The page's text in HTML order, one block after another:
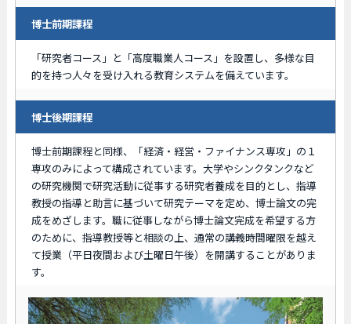
博士前期課程
「研究者コース」と「高度職業人コース」を設置し、多様な目
的を持つ人々を受け入れる教育システムを備えています。
博士後期課程
博士前期課程と同様、「経済・経営・ファイナンス専攻」の１
専攻のみによって構成されています。大学やシンクタンクなど
の研究機関で研究活動に従事する研究者養成を目的とし、指導
教授の指導と助言に基づいて研究テーマを定め、博士論文の完
成をめざします。職に従事しながら博士論文完成を希望する方
のために、指導教授等と相談の上、通常の講義時間曜限を越え
て授業（平日夜間および土曜日午後）を開講することがありま
す。